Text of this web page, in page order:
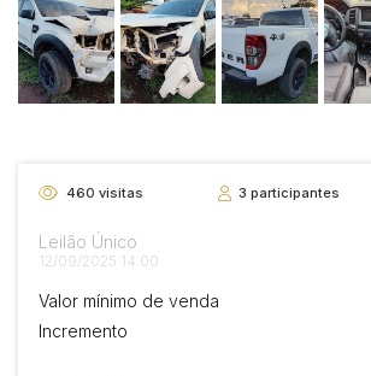
460 visitas 3participantes
Leilão Único
12/09/2025 14:00
Valor mínimo de venda
Incremento